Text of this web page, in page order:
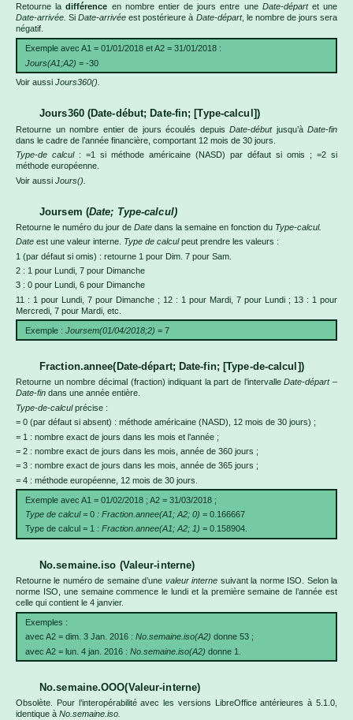
Retourne ladifférence en nombre entier de jours entre une Date-départ et une
Date-arrivée. SiDate-arrivéeest postérieure à Date-départ, le nombre de jours sera
négatif.
Exemple avec A1 = 01/01/2018 et A2 = 31/01/2018 :
Jours(A1;A2) = -30
Voir aussi Jours360().
Jours360 (Date-début; Date-fin; [Type-calcul])
Retourne un nombre entier de jours écoulés depuis Date-début jusqu’à Date-fin
dans le cadre de l’année financière, comportant 12 mois de 30 jours.
Type-de calcul: =1 si méthode américaine (NASD) par défaut si omis ; =2 si
méthode européenne.
Voir aussi Jours().
Joursem (Date; Type-calcul)
Retourne le numéro du jour de Date dans la semaine en fonction du Type-calcul.
Date est une valeur interne. Type de calculpeut prendre les valeurs :
1 (par défaut si omis) : retourne 1 pour Dim. 7 pour Sam.
2 : 1 pour Lundi, 7 pour Dimanche
3 : 0 pour Lundi, 6 pour Dimanche
11 : 1 pour Lundi, 7 pour Dimanche ; 12 : 1 pour Mardi, 7 pour Lundi ; 13 : 1 pour
Mercredi, 7 pour Mardi, etc.
Exemple : Joursem(01/04/2018;2) = 7
Fraction.annee(Date-départ; Date-fin; [Type-de-calcul])
Retourne un nombre décimal (fraction) indiquant la part de l’intervalleDate-départ –
Date-fin dans une année entière.
Type-de-calculprécise :
= 0 (par défaut si absent) : méthode américaine (NASD), 12 mois de 30 jours) ;
= 1 : nombre exact de jours dans les mois et l’année ;
= 2 : nombre exact de jours dans les mois, année de 360 jours ;
= 3 : nombre exact de jours dans les mois, année de 365 jours ;
= 4 : méthode européenne, 12 mois de 30 jours.
Exemple avec A1 = 01/02/2018 ; A2 = 31/03/2018 ;
Type de calcul = 0 : Fraction.annee(A1; A2; 0) = 0.166667
Type de calcul = 1 : Fraction.annee(A1; A2; 1) = 0.158904.
No.semaine.iso (Valeur-interne)
Retourne le numéro de semaine d’une valeur interne suivant la norme ISO. Selon la
norme ISO, une semaine commence le lundi et la première semaine de l’année est
celle qui contient le 4 janvier.
Exemples :
avec A2 = dim. 3 Jan. 2016 : No.semaine.iso(A2) donne 53 ;
avec A2 = lun. 4 jan. 2016 : No.semaine.iso(A2) donne 1.
No.semaine.OOO(Valeur-interne)
Obsolète. Pour l’interopérabilité avec les versions LibreOffice antérieures à 5.1.0,
identique à No.semaine.iso.